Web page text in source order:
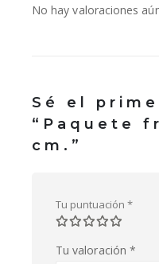
No hay valoraciones
Sé el
“Paquete
cm.”
Tu puntuación *
Tu valoración *